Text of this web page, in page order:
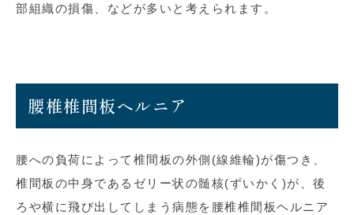
部組織の損傷、などが多いと考えられます。
腰椎椎間板ヘルニア
腰への負荷によって椎間板の外側(線維輪)が傷つき、
椎間板の中身であるゼリー状の髄核(ずいかく)が、後
ろや横に飛び出してしまう病態を腰椎椎間板ヘルニア